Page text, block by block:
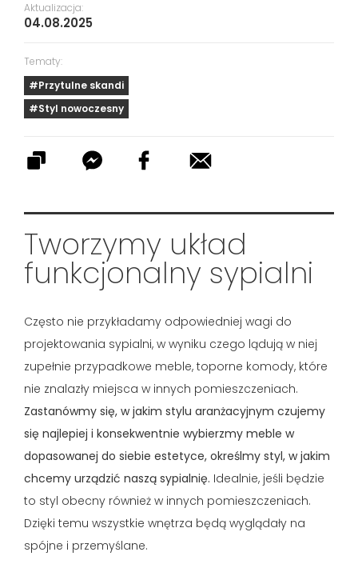
Tworzymy układ
funkcjonalny sypialni
Często nie przykładamy odpowiedniej wagi do
projektowania sypialni, w wyniku czego lądują w niej
zupełnie przypadkowe meble, toporne komody, które
nie znalazły miejsca w innych pomieszczeniach.
Zastanówmy się, w jakim stylu aranżacyjnym czujemy
się najlepiej i konsekwentnie wybierzmy meble w
dopasowanej do siebie estetyce, określmy styl, w jakim
chcemy urządzić naszą sypialnię. Idealnie, jeśli będzie
to styl obecny również w innych pomieszczeniach.
Dzięki temu wszystkie wnętrza będą wyglądały na
spójne i przemyślane.
Aktualizacja:
04.08.2025
Tematy:
#Przytulne skandi
#Styl nowoczesny